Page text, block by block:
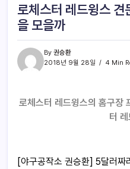
로체스터 레드윙스
을 모을까
By 권승환
2018년 9월 28일
4 Min
로체스터 레드윙스의 홈구장
터
[야구공작소 권승환] 5달러짜